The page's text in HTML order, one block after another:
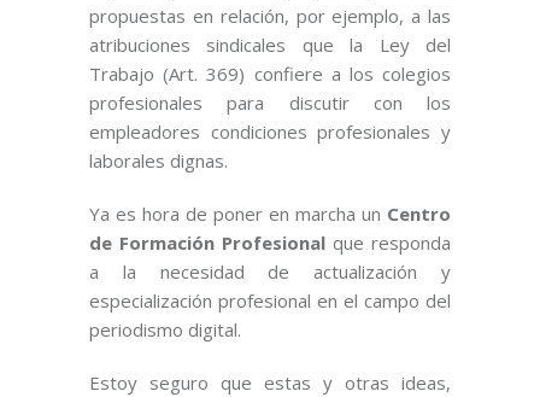
propuestas en relación, por ejemplo, a las
atribuciones sindicales que la Ley del
Trabajo (Art. 369) confiere a los colegios
profesionales para discutir con los
empleadores condiciones profesionales y
laborales dignas.
Ya es hora de poner en marcha un Centro
de Formación Profesional que responda
a la necesidad de actualización y
especialización profesional en el campo del
periodismo digital.
Estoy seguro que estas y otras ideas,